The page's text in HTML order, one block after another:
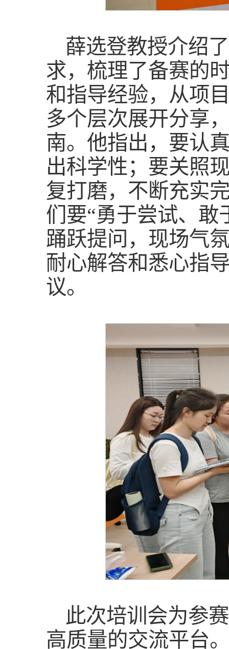
薛选登教授介绍
求，梳理了备赛的
和指导经验，从项
多个层次展开分享
南。他指出，要认
出科学性；要关照
复打磨，不断充实
们要“勇于尝试、敢
踊跃提问，现场气
耐心解答和悉心指
议。
此次培训会为参
高质量的交流平台